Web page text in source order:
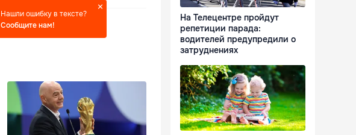
Нашли ошибку в тексте?
Сообщите нам!
На Телецентре пройдут
репетиции парада:
водителей предупредили о
затруднениях